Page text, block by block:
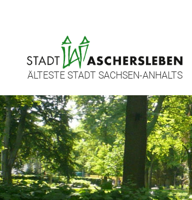
ÄLTESTE STADT SACHSEN-ANHALTS